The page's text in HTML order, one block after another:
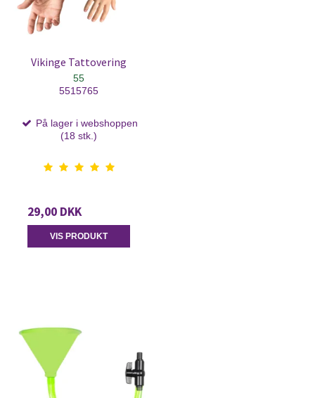
Vikinge Tattovering
55
5515765
På lager i webshoppen
(18 stk.)
29,00 DKK
VIS PRODUKT